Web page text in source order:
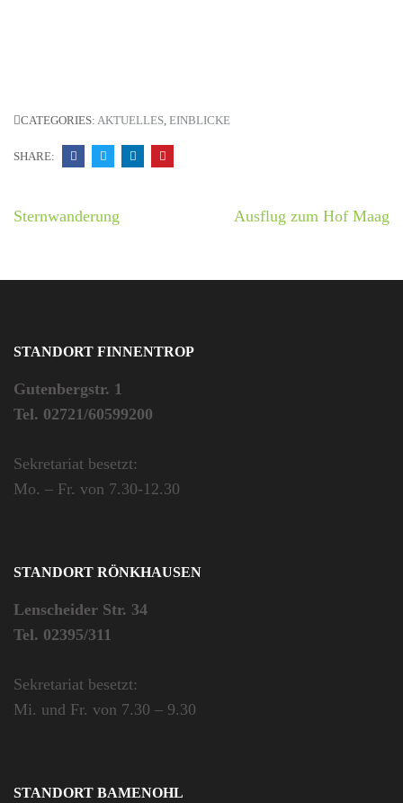
CATEGORIES: AKTUELLES, EINBLICKE
SHARE:
Beitrags-
Sternwanderung Ausflug zum Hof Maag
STANDORT FINNENTROP
Gutenbergstr. 1
Tel. 02721/60599200
Sekretariat besetzt:
Mo. – Fr. von 7.30-12.30
STANDORT RÖNKHAUSEN
Lenscheider Str. 34
Tel. 02395/311
Sekretariat besetzt:
Mi. und Fr. von 7.30 – 9.30
STANDORT BAMENOHL